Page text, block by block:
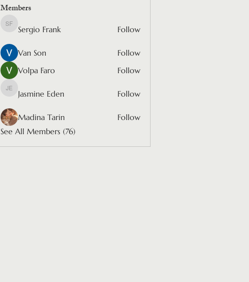
Members
Sergio Frank
Sergio Frank Follow
Van Son
Follow
Volpa Faro
Follow
Jasmine Eden
Jasmine Eden Follow
Madina Tarin
Follow
See All Members (76)